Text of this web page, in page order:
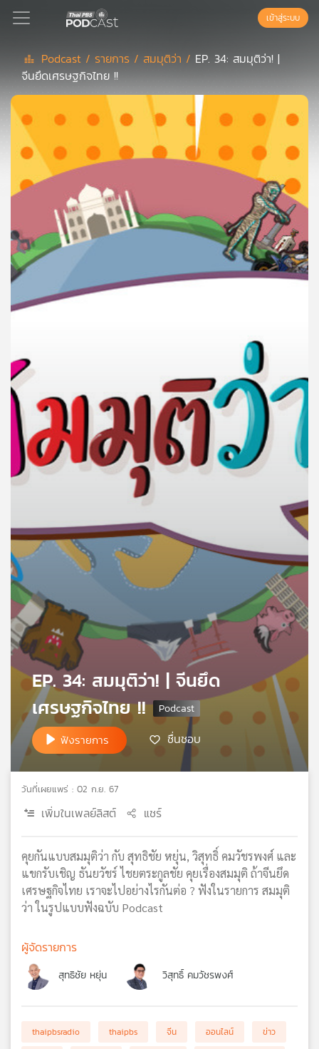
Podcast
เพล
สต์
แนะนำ
เพล
ย์
ลิ
ของ
เพลง
บทความ
ข่าว
เกี่ยว
กับ
เรา
เครือ
ข่าย
บี
เอส
วิทยุ
ข่าย
เข้าสู่ระบบ
Podcast / รายการ /สมมุติว่า / EP. 34: สมมุติว่า! |
จีนยึดเศรษฐกิจไทย !!
EP. 34: สมมุติว่า! | จีนยึด
เศรษฐกิจไทย !!
ฟังรายการ ชื่นชอบ
วันที่เผยแพร่ : 02 ก.ย. 67
เพิ่มในเพลย์ลิสต์ แชร์
คุยกันแบบสมมุติว่า กับ สุทธิชัย หยุ่น, วิสุทธิ์ คมวัชรพงศ์ และ
แขกรับเชิญ ธันยวัชร์ ไชยตระกูลชัย คุยเรื่องสมมุติ ถ้าจีนยึด
เศรษฐกิจไทย เราจะไปอย่างไรกันต่อ ? ฟังในรายการ สมมุติ
ว่า ในรูปแบบฟังฉบับ Podcast
ผู้จัดรายการ
สุทธิชัย หยุ่น วิสุทธิ์ คมวัชรพงศ์
thaipbsradio thaipbs จีน ออนไลน์
ข่าว